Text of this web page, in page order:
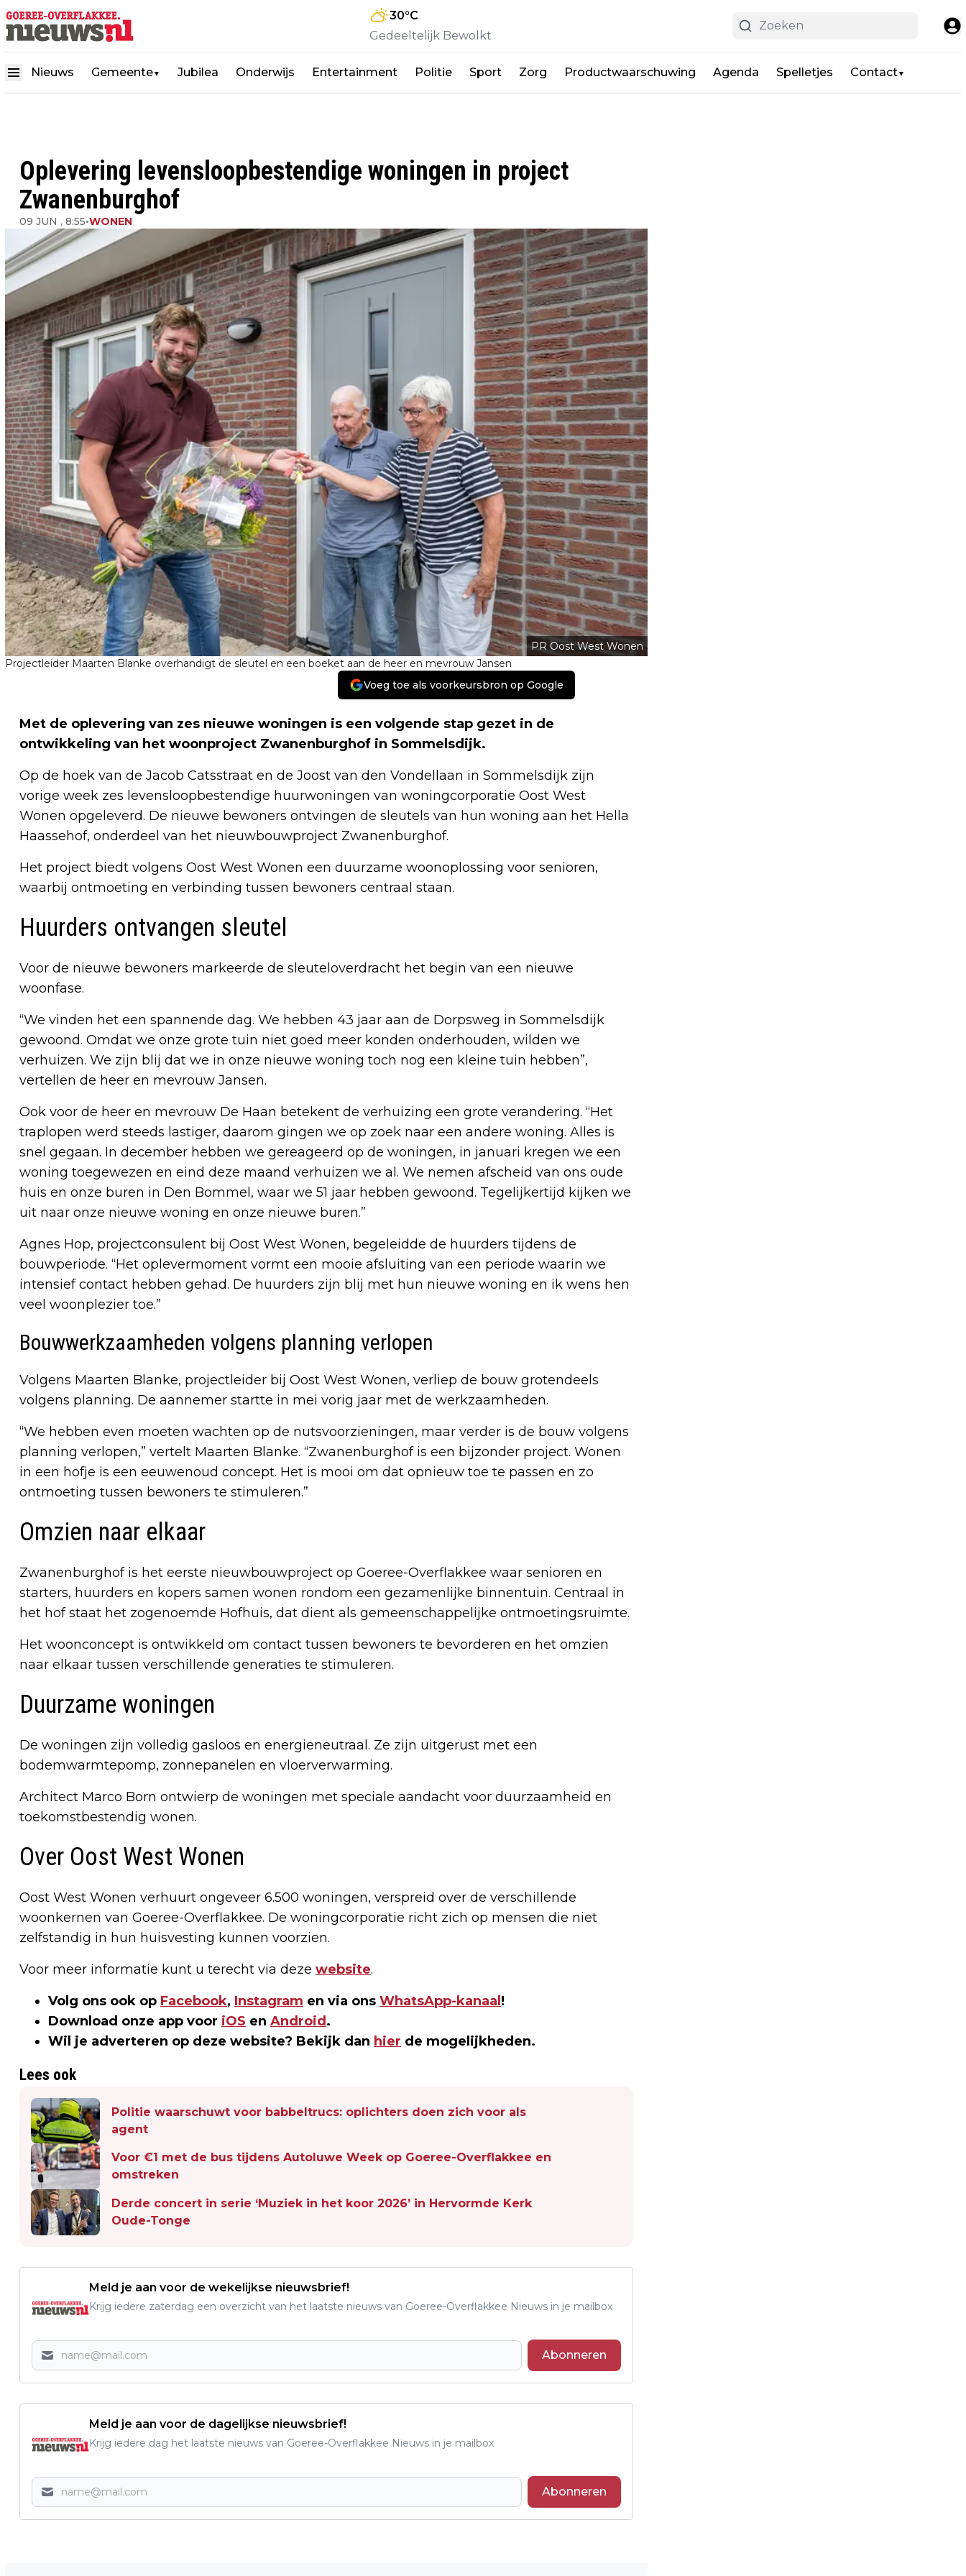
30°C
Gedeeltelijk Bewolkt
Nieuws Gemeente▼ Jubilea Onderwijs Entertainment Politie Sport Zorg Productwaarschuwing Agenda Spelletjes Contact▼
Oplevering levensloopbestendige woningen in project
Zwanenburghof
09 JUN , 8:55•WONEN
PR Oost West Wonen
Projectleider Maarten Blanke overhandigt de sleutel en een boeket aan de heer en mevrouw Jansen
Voeg toe als voorkeursbron op Google
Met de oplevering van zes nieuwe woningen is een volgende stap gezet in de
ontwikkeling van het woonproject Zwanenburghof in Sommelsdijk.
Op de hoek van de Jacob Catsstraat en de Joost van den Vondellaan in Sommelsdijk zijn
vorige week zes levensloopbestendige huurwoningen van woningcorporatie Oost West
Wonen opgeleverd. De nieuwe bewoners ontvingen de sleutels van hun woning aan het Hella
Haassehof, onderdeel van het nieuwbouwproject Zwanenburghof.
Het project biedt volgens Oost West Wonen een duurzame woonoplossing voor senioren,
waarbij ontmoeting en verbinding tussen bewoners centraal staan.
Huurders ontvangen sleutel
Voor de nieuwe bewoners markeerde de sleuteloverdracht het begin van een nieuwe
woonfase.
“We vinden het een spannende dag. We hebben 43 jaar aan de Dorpsweg in Sommelsdijk
gewoond. Omdat we onze grote tuin niet goed meer konden onderhouden, wilden we
verhuizen. We zijn blij dat we in onze nieuwe woning toch nog een kleine tuin hebben”,
vertellen de heer en mevrouw Jansen.
Ook voor de heer en mevrouw De Haan betekent de verhuizing een grote verandering. “Het
traplopen werd steeds lastiger, daarom gingen we op zoek naar een andere woning. Alles is
snel gegaan. In december hebben we gereageerd op de woningen, in januari kregen we een
woning toegewezen en eind deze maand verhuizen we al. We nemen afscheid van ons oude
huis en onze buren in Den Bommel, waar we 51 jaar hebben gewoond. Tegelijkertijd kijken we
uit naar onze nieuwe woning en onze nieuwe buren.”
Agnes Hop, projectconsulent bij Oost West Wonen, begeleidde de huurders tijdens de
bouwperiode. “Het oplevermoment vormt een mooie afsluiting van een periode waarin we
intensief contact hebben gehad. De huurders zijn blij met hun nieuwe woning en ik wens hen
veel woonplezier toe.”
Bouwwerkzaamheden volgens planning verlopen
Volgens Maarten Blanke, projectleider bij Oost West Wonen, verliep de bouw grotendeels
volgens planning. De aannemer startte in mei vorig jaar met de werkzaamheden.
“We hebben even moeten wachten op de nutsvoorzieningen, maar verder is de bouw volgens
planning verlopen,” vertelt Maarten Blanke. “Zwanenburghof is een bijzonder project. Wonen
in een hofje is een eeuwenoud concept. Het is mooi om dat opnieuw toe te passen en zo
ontmoeting tussen bewoners te stimuleren.”
Omzien naar elkaar
Zwanenburghof is het eerste nieuwbouwproject op Goeree-Overflakkee waar senioren en
starters, huurders en kopers samen wonen rondom een gezamenlijke binnentuin. Centraal in
het hof staat het zogenoemde Hofhuis, dat dient als gemeenschappelijke ontmoetingsruimte.
Het woonconcept is ontwikkeld om contact tussen bewoners te bevorderen en het omzien
naar elkaar tussen verschillende generaties te stimuleren.
Duurzame woningen
De woningen zijn volledig gasloos en energieneutraal. Ze zijn uitgerust met een
bodemwarmtepomp, zonnepanelen en vloerverwarming.
Architect Marco Born ontwierp de woningen met speciale aandacht voor duurzaamheid en
toekomstbestendig wonen.
Over Oost West Wonen
Oost West Wonen verhuurt ongeveer 6.500 woningen, verspreid over de verschillende
woonkernen van Goeree-Overflakkee. De woningcorporatie richt zich op mensen die niet
zelfstandig in hun huisvesting kunnen voorzien.
Voor meer informatie kunt u terecht via deze website.
Volg ons ook op Facebook, Instagram en via ons WhatsApp-kanaal!
Download onze app voor iOS en Android.
Wil je adverteren op deze website? Bekijk dan hier de mogelijkheden.
Lees ook
Politie waarschuwt voor babbeltrucs: oplichters doen zich voor als
agent
Voor €1 met de bus tijdens Autoluwe Week op Goeree-Overflakkee en
omstreken
Derde concert in serie ‘Muziek in het koor 2026’ in Hervormde Kerk
Oude-Tonge
Meld je aan voor de wekelijkse nieuwsbrief!
Krijg iedere zaterdag een overzicht van het laatste nieuws van Goeree-Overflakkee Nieuws in je mailbox
Abonneren
Meld je aan voor de dagelijkse nieuwsbrief!
Krijg iedere dag het laatste nieuws van Goeree-Overflakkee Nieuws in je mailbox
Abonneren